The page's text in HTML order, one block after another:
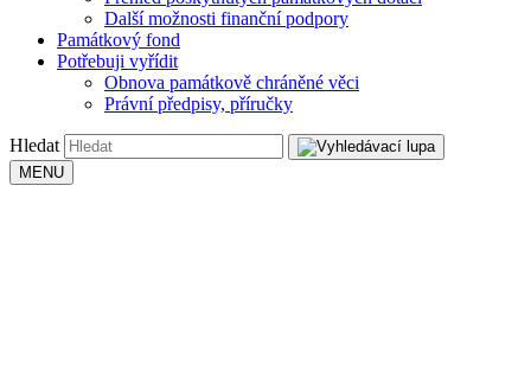
Další možnosti finanční podpory
Památkový fond
Potřebuji vyřídit
Obnova památkově chráněné věci
Právní předpisy, příručky
Hledat
MENU